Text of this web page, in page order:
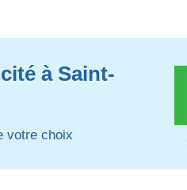
à Saint-
votre choix